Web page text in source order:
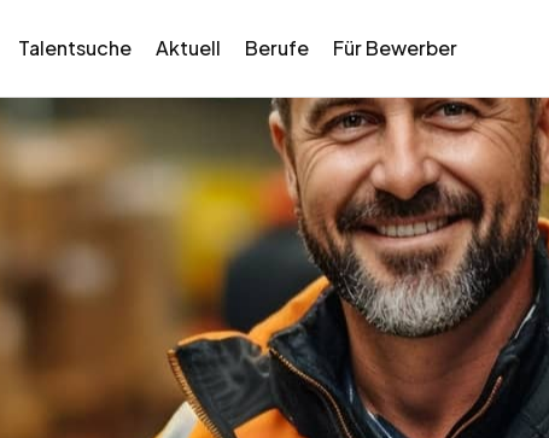
Talentsuche Aktuell Berufe Für Bewerber